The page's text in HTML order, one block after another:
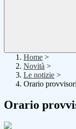
Home >
Novità >
Le notizie >
Orario
Orario